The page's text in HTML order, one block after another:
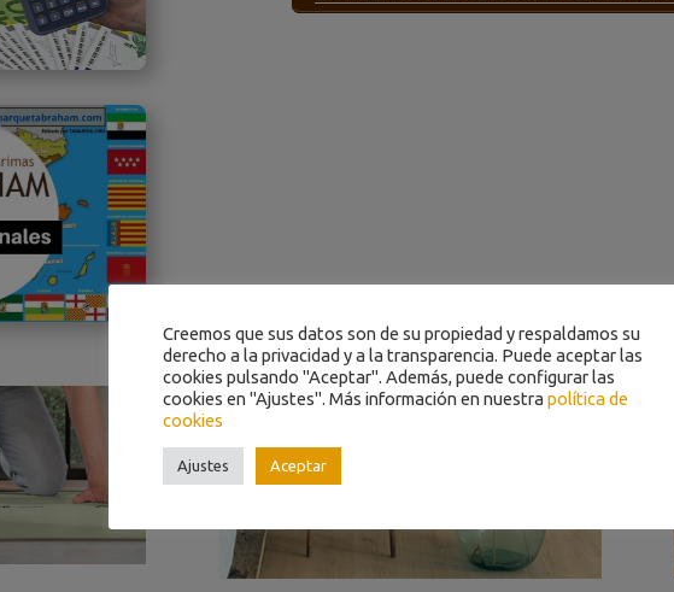
Creemos que sus datos son de su propiedad y respaldamos su
derecho a la privacidad y a la transparencia. Puede aceptar las
cookies pulsando "Aceptar". Además, puede configurar las
cookies en "Ajustes". Más información en nuestra política de
cookies
Ajustes Aceptar